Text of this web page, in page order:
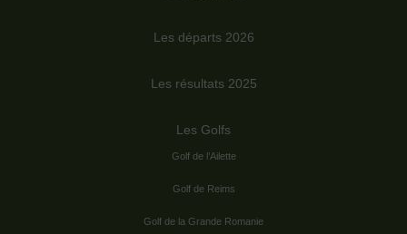
Les départs 2026
Les résultats 2025
Les Golfs
Golf de l’Ailette
Golf de Reims
Golf de la Grande Romanie